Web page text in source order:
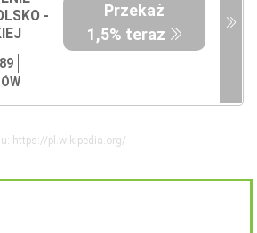
-
Przekaż
1,5% teraz
https://pl.wikipedia.org/